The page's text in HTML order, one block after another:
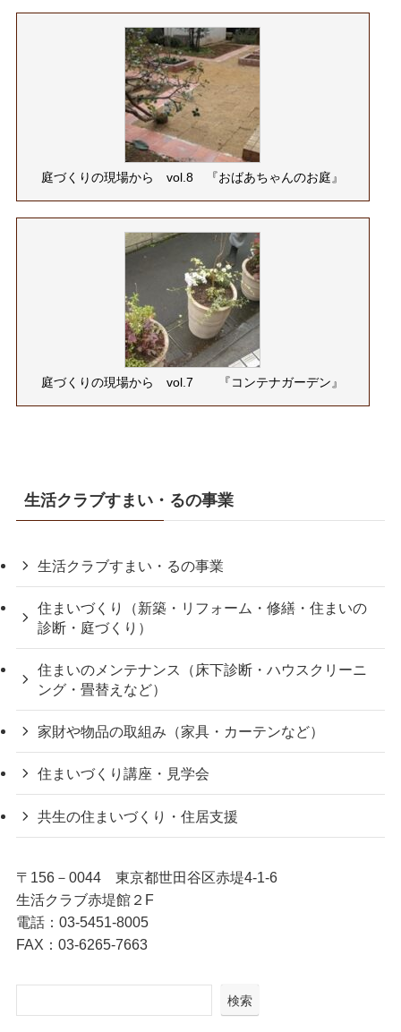
庭づくりの現場から vol.8 『おばあちゃんのお庭』
庭づくりの現場から vol.7 『コンテナガーデン』
生活クラブすまい・るの事業
生活クラブすまい・るの事業
住まいづくり（新築・リフォーム・修繕・住まいの
診断・庭づくり）
住まいのメンテナンス（床下診断・ハウスクリーニ
ング・畳替えなど）
家財や物品の取組み（家具・カーテンなど）
住まいづくり講座・見学会
共生の住まいづくり・住居支援
〒156－0044 東京都世田谷区赤堤4-1-6
生活クラブ赤堤館２F
電話：03-5451-8005
FAX：03-6265-7663
検索